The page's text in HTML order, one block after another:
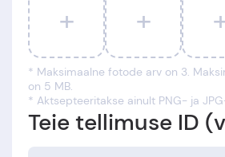
+ +
* Maksimaalne fotode arv on 3.
on 5 MB.
* Aktsepteeritakse ainult PNG- ja
Teie tellimuse ID